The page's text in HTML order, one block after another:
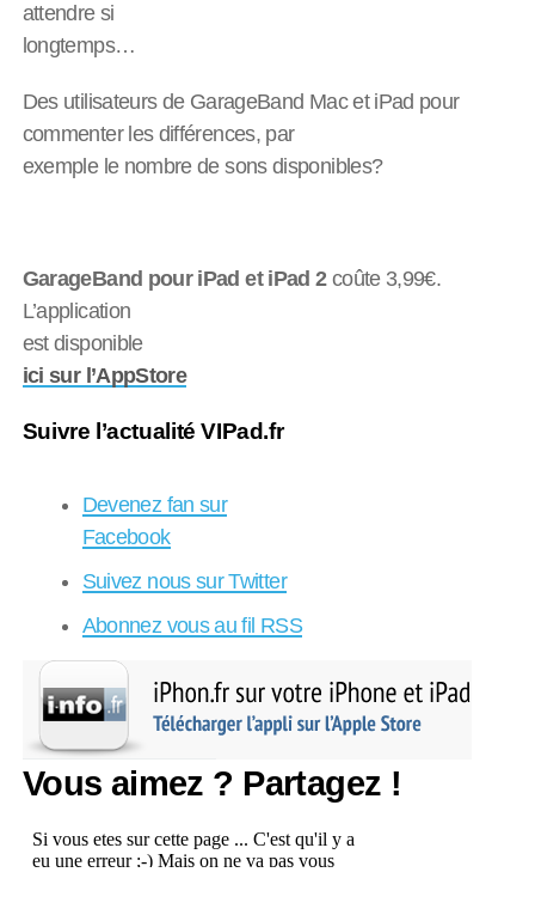
attendre si
longtemps…
Des utilisateurs de GarageBand Mac et iPad pour
commenter les différences, par
exemple le nombre de sons disponibles?
GarageBand pour iPad et iPad 2coûte 3,99€.
L’application
est disponible
ici sur l’AppStore
Suivre l’actualité VIPad.fr
Devenez fan sur
Facebook
Suivez nous sur Twitter
Abonnez vous au fil RSS
Vous aimez ? Partagez !